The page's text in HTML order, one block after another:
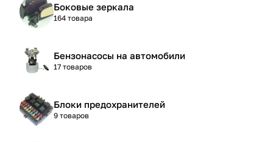
Боковые зеркала
164 товара
Бензонасосы на автомобили
17 товаров
Блоки предохранителей
9 товаров